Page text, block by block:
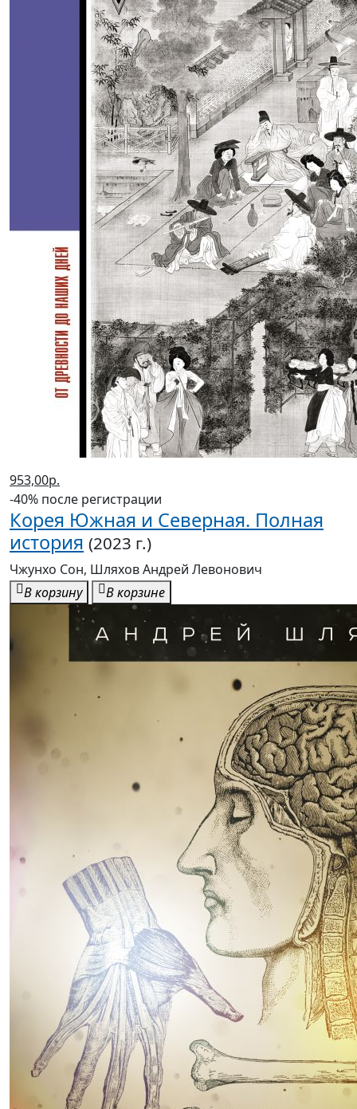
953,00р.
-40% после регистрации
Корея Южная и Северная. Полная
история (2023 г.)
Чжунхо Сон, Шляхов Андрей Левонович
В корзину
В корзине